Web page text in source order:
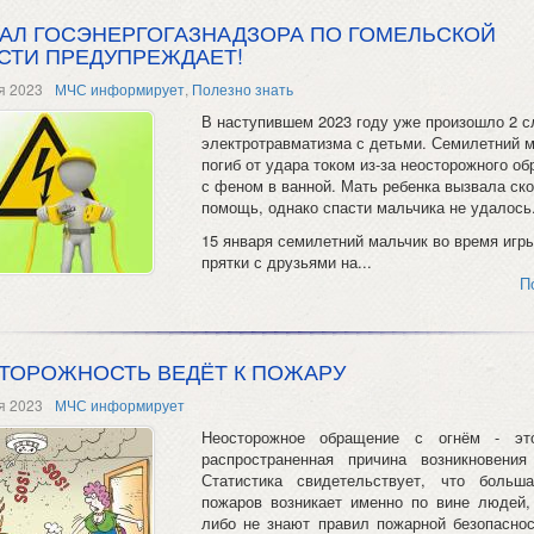
ГОСЭНЕРГОГАЗНАДЗОРА ПО ГОМЕЛЬСКОЙ
ПРЕДУПРЕЖДАЕТ!
2023 МЧС информирует, Полезно знать
В наступившем 2023 году уже произошло 2
электротравматизма с детьми. Семилетний
погиб от удара током из-за неосторожного
с феном в ванной. Мать ребенка вызвала
помощь, однако спасти мальчика не
15 января семилетний мальчик во время
прятки с друзьями на...
ВЕДЁТ К ПОЖАРУ
2023 МЧС информирует
Неосторожное обращение с огнём -
распространенная причина
Статистика свидетельствует, что
пожаров возникает именно по вине
либо не знают правил пожарной